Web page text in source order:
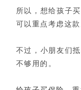
所以，想给孩子
可以重点考虑这款
不过，小朋友们
不够用的。